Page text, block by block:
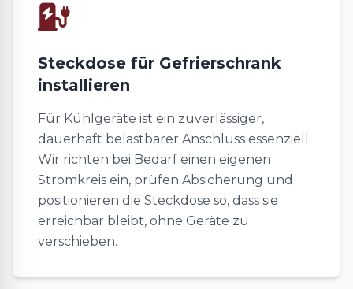
Steckdose für Gefrierschrank
installieren
Für Kühlgeräte ist ein zuverlässiger,
dauerhaft belastbarer Anschluss essenziell.
Wir richten bei Bedarf einen eigenen
Stromkreis ein, prüfen Absicherung und
positionieren die Steckdose so, dass sie
erreichbar bleibt, ohne Geräte zu
verschieben.